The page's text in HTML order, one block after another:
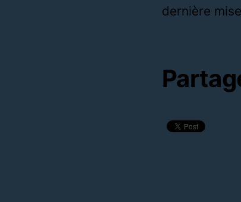
dernière